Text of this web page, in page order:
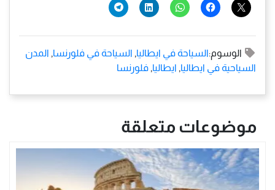
الوسوم: السياحة في ايطاليا, السياحة في فلورنسا, المدن
السياحية في ايطاليا, ايطاليا, فلورنسا
موضوعات متعلقة